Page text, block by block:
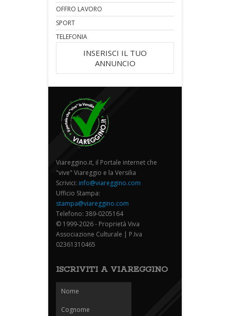
OFFRO LAVORO
SPORT
TELEFONIA
INSERISCI IL TUO
ANNUNCIO
Viareggino.it, il Portale internet che
"vive" Viareggio e la Versilia
Scrivici: info@viareggino.com
Ufficio Stampa:
stampa@viareggino.com
Telefono: 389-0205164
© 1999-2026 - Proprietà Viva
Associazione Culturale | P.Iva
02361310465
ISCRIVITI A VIAREGGINO